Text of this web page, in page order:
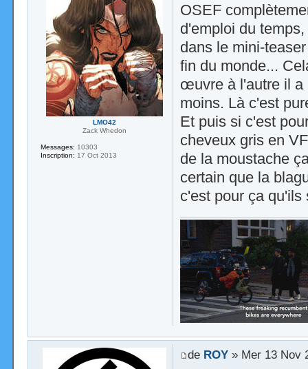
OSEF
d'emploi du
dans le mini-
fin du monde...
œuvre à l'autre il a
moins. Là c'est
Et puis si c'est
cheveux gris en
de la moustache
certain que la
c'est pour ça
LMO42
Zack Whedon
Messages: 10303
Inscription: 17 Oct 2013
de ROY» Mer 13 Nov